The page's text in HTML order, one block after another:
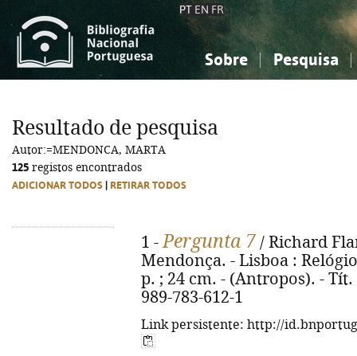
PT EN FR
Sobre Pesquisa
Ciências sociais...
Ciências sociais...
Resultado de pesquisa
Autor:=MENDONCA, MARTA
125 registos encontrados
ADICIONAR TODOS RETIRAR TODOS
1 -Pergunta 7 / Richard
Mendonça. - Lisboa :
p. ; 24 cm. - (Antropos). -
989-783-612-1
Link persistente: http://